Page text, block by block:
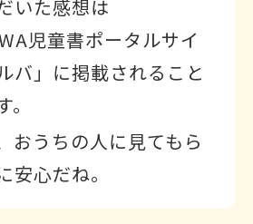
いた感想は
児童書ポータルサイ
バ」に掲載されること
おうちの人に見てもら
安心だね。